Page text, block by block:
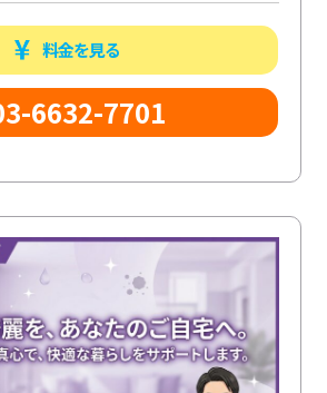
料金を見る
6632-7701